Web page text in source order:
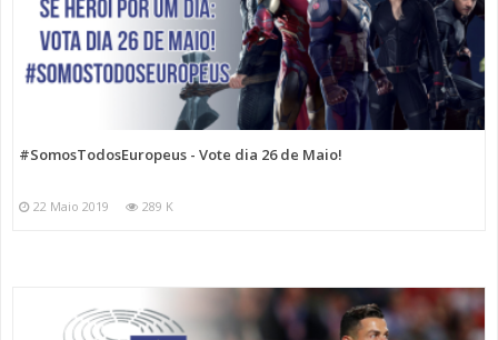
#SomosTodosEuropeus - Vote dia 26 de Maio!
22 Maio 2019 289 K